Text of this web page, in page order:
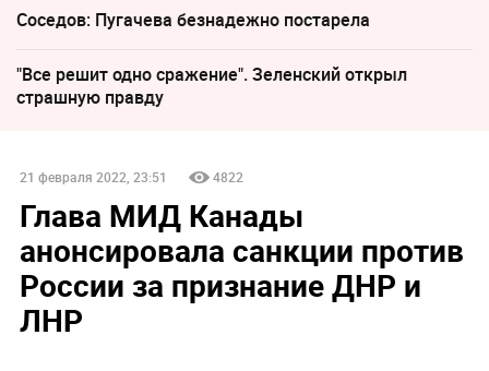
Соседов: Пугачева безнадежно постарела
"Все решит одно сражение". Зеленский открыл
страшную правду
21 февраля 2022, 23:51 4822
Глава МИД Канады
анонсировала санкции против
России за признание ДНР и
ЛНР